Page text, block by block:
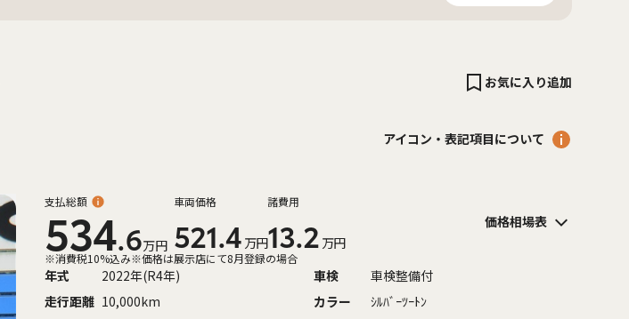
お気に入り追加
アイコン・表記項目について
支払総額
534.6万円
車両価格
521.4 万円
諸費用
13.2 万円
価格相場表
※消費税10%込み※価格は展示店にて8月登録の場合
年式 2022年(R4年) 車検
車検整備付
走行距離 10,000km カラー
ｼﾙﾊﾞｰﾂｰﾄﾝ